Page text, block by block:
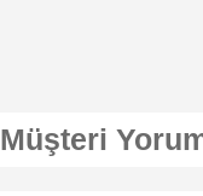
Müşteri